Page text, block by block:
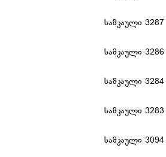
სამკაული 3287
სამკაული 3286
სამკაული 3284
სამკაული 3283
სამკაული 3094